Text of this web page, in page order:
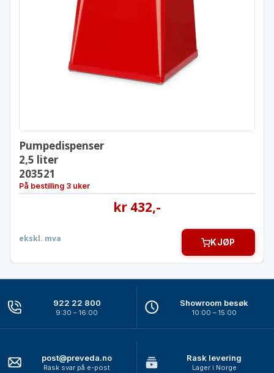
Pumpedispenser
2,5 liter
203521
Pumpedispenser
2,5 liter
203521
På bestilling 3 uker
kr 432,-
ekskl. mva KJØP
922 22 800
9:30 – 16:00
Showroom besøk
10:00 – 15:00
post@preveda.no
Rask svar på e-post
Rask levering
Lager i Norge